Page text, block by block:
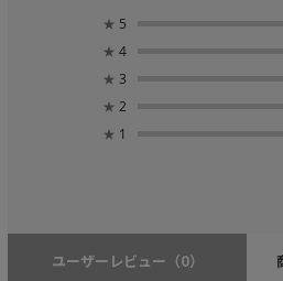
★ 5
★ 4
★ 3
★ 2
★ 1
ユーザーレビュー （0）